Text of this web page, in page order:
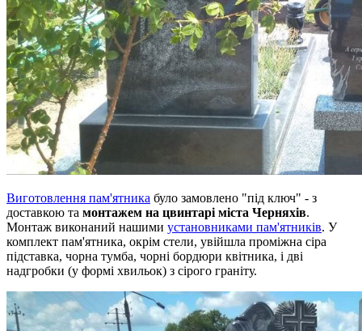
Виготовлення пам'ятника було замовлено "під ключ" - з
доставкою та монтажем на цвинтарі міста Черняхів.
Монтаж виконаний нашими установниками пам'ятників. У
комплект пам'ятника, окрім стели, увійшла проміжна сіра
підставка, чорна тумба, чорні бордюри квітника, і дві
надгробки (у формі хвильок) з сірого граніту.